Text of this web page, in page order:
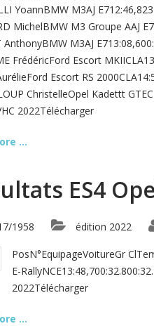
YoannBMW M3AJ
MichelBMW M3 Groupe AAJ
AnthonyBMW M3AJ
FrédéricFord Escort
Escort RS
ChristelleOpel Kadettt
2022Télécharger
...
ES4
1958 édition 2022
PosN°EquipageVoitureGr
E-
2022Télécharger
...